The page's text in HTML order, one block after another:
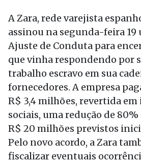
A Zara, rede varejista
assinou na segunda-feira 19
Ajuste de Conduta para
que vinha respondendo por
trabalho escravo em sua
fornecedores. A empresa
R$ 3,4 milhões, revertida
sociais, uma redução de 80%
R$ 20 milhões previstos
Pelo novo acordo, a Zara
fiscalizar eventuais